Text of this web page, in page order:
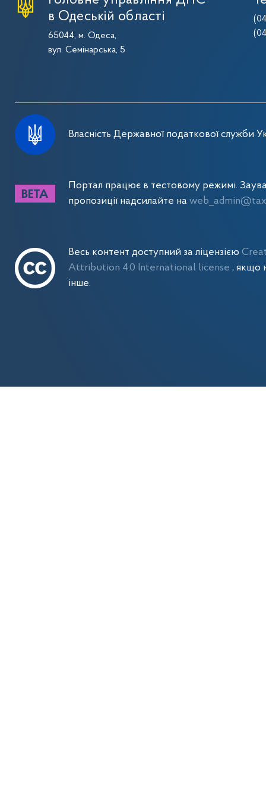
в Одеській області
65044, м. Одеса,
вул. Семінарська, 5
Власність Державної податкової служби
Портал працює в тестовому режимі.
пропозиції надсилайте на
Весь контент доступний за ліцензією
Attribution 4.0 International license , якщо
інше.